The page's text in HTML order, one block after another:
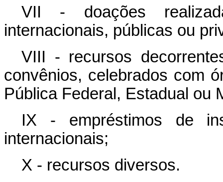
VII - doações
internacionais, públicas ou
VIII - recursos
convênios, celebrados com
Pública Federal, Estadual ou
IX - empréstimos de
internacionais;
X - recursos diversos.